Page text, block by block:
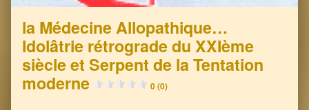
la Médecine Allopathique…
Idolâtrie rétrograde du XXIème
siècle et Serpent de la Tentation
moderne
0 (0)